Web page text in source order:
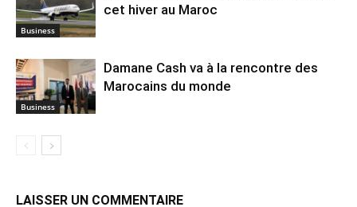
Business
cet hiver au Maroc
Business
Damane Cash va à la rencontre des
Marocains du monde
LAISSER UN COMMENTAIRE